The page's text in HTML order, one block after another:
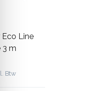
Eco Line
3 m
Btw